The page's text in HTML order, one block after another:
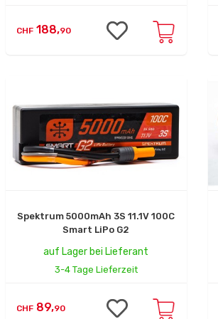
CHF188,90
Spektrum 5000mAh 3S 11.1V 100C
Smart LiPo G2
auf Lager bei Lieferant
3-4 Tage Lieferzeit
CHF89,90